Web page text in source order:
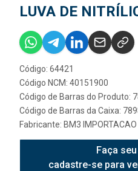
LUVA DE
Código: 64421
Código NCM: 40151900
Código de Barras do Produto:
Código de Barras da Caixa:
Fabricante: BM3
Faça
cadastre-se para